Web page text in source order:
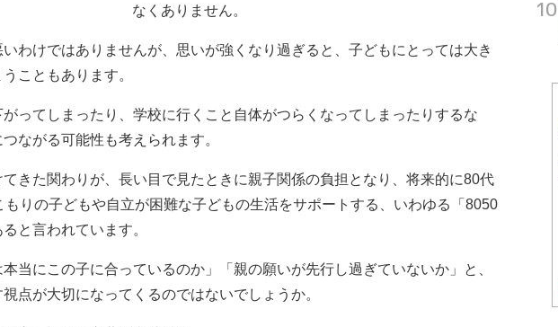
なくありません。
わけではありませんが、思いが強くなり過ぎると、子どもにとっては大き
こともあります。
ってしまったり、学校に行くこと自体がつらくなってしまったりするな
ながる可能性も考えられます。
きた関わりが、長い目で見たときに親子関係の負担となり、将来的に80代
りの子どもや自立が困難な子どもの生活をサポートする、いわゆる「8050
と言われています。
当にこの子に合っているのか」「親の願いが先行し過ぎていないか」と、
点が大切になってくるのではないでしょうか。